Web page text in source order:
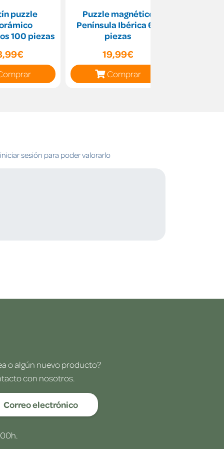
puzzle
100 piezas
Puzzle magnético
Península Ibérica 60
piezas
19,99€
Comprar
sesión para poder valorarlo
o algún nuevo producto?
con nosotros.
Correo electrónico